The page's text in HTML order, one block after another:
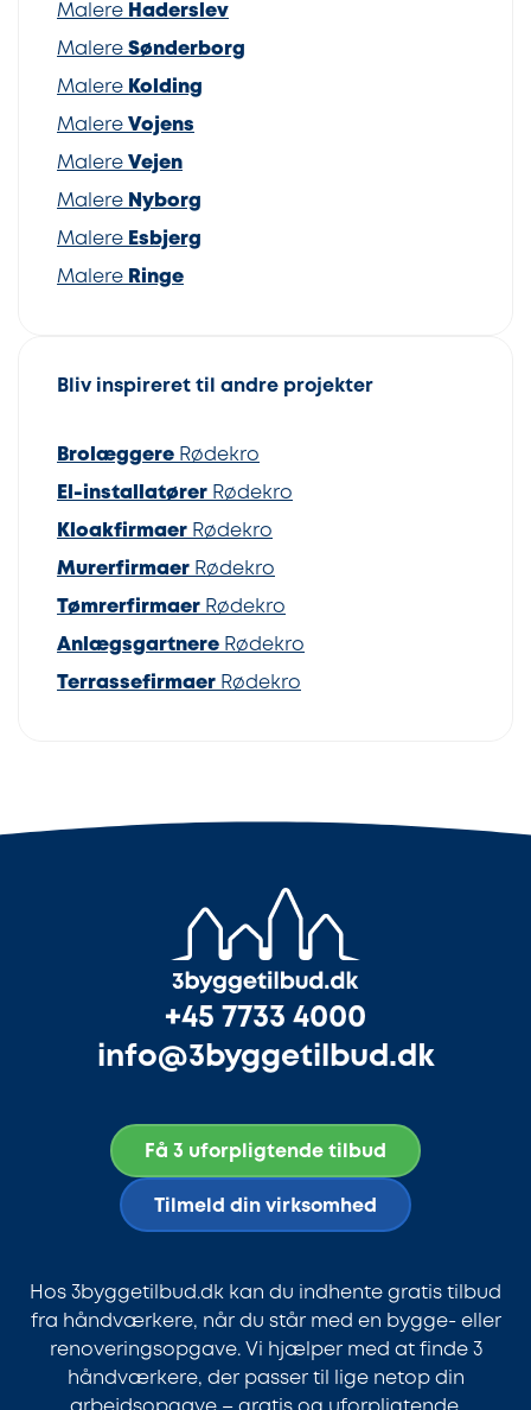
Malere Haderslev
Malere Sønderborg
Malere Kolding
Malere Vojens
Malere Vejen
Malere Nyborg
Malere Esbjerg
Malere Ringe
Bliv inspireret til andre projekter
Brolæggere Rødekro
El-installatører Rødekro
Kloakfirmaer Rødekro
Murerfirmaer Rødekro
Tømrerfirmaer Rødekro
Anlægsgartnere Rødekro
Terrassefirmaer Rødekro
+45 7733 4000
info@3byggetilbud.dk
Få 3 uforpligtende tilbud
Tilmeld din virksomhed
Hos 3byggetilbud.dk kan du indhente gratis tilbud
fra håndværkere, når du står med en bygge- eller
renoveringsopgave. Vi hjælper med at finde 3
håndværkere, der passer til lige netop din